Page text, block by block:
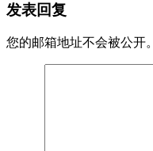
发表回复
您的邮箱地址不会被公开。